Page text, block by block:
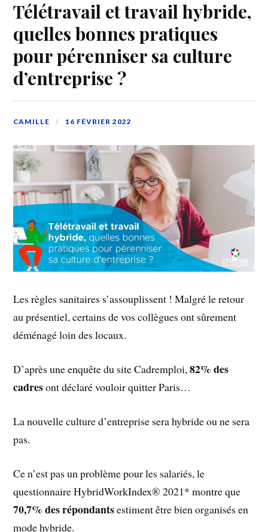
Télétravail et travail hybride,
quelles bonnes pratiques
pour pérenniser sa culture
d’entreprise ?
CAMILLE 16 FÉVRIER 2022
Les règles sanitaires s’assouplissent ! Malgré le retour
au présentiel, certains de vos collègues ont sûrement
déménagé loin des locaux.
D’après une enquête du site Cadremploi,82% des
cadresont déclaré vouloir quitter Paris…
La nouvelle culture d’entreprise sera hybride ou ne sera
pas.
Ce n’est pas un problème pour les salariés, le
questionnaire HybridWorkIndex® 2021* montre que
70,7% des répondantsestiment être bien organisés en
mode hybride.